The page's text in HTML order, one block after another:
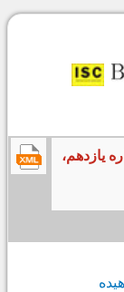
یازدهم،